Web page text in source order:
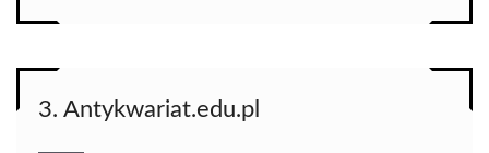
3. Antykwariat.edu.pl